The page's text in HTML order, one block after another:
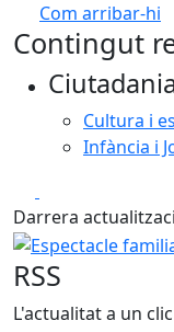
Com arribar-hi
+
−
Contingut
Cultura i
Infància i
Darrera
Espectacle
RSS
L'actualitat a un clic